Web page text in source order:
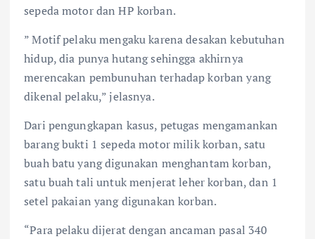
sepeda motor dan HP korban.
” Motif pelaku mengaku karena desakan kebutuhan
hidup, dia punya hutang sehingga akhirnya
merencakan pembunuhan terhadap korban yang
dikenal pelaku,” jelasnya.
Dari pengungkapan kasus, petugas mengamankan
barang bukti 1 sepeda motor milik korban, satu
buah batu yang digunakan menghantam korban,
satu buah tali untuk menjerat leher korban, dan 1
setel pakaian yang digunakan korban.
“Para pelaku dijerat dengan ancaman pasal 340